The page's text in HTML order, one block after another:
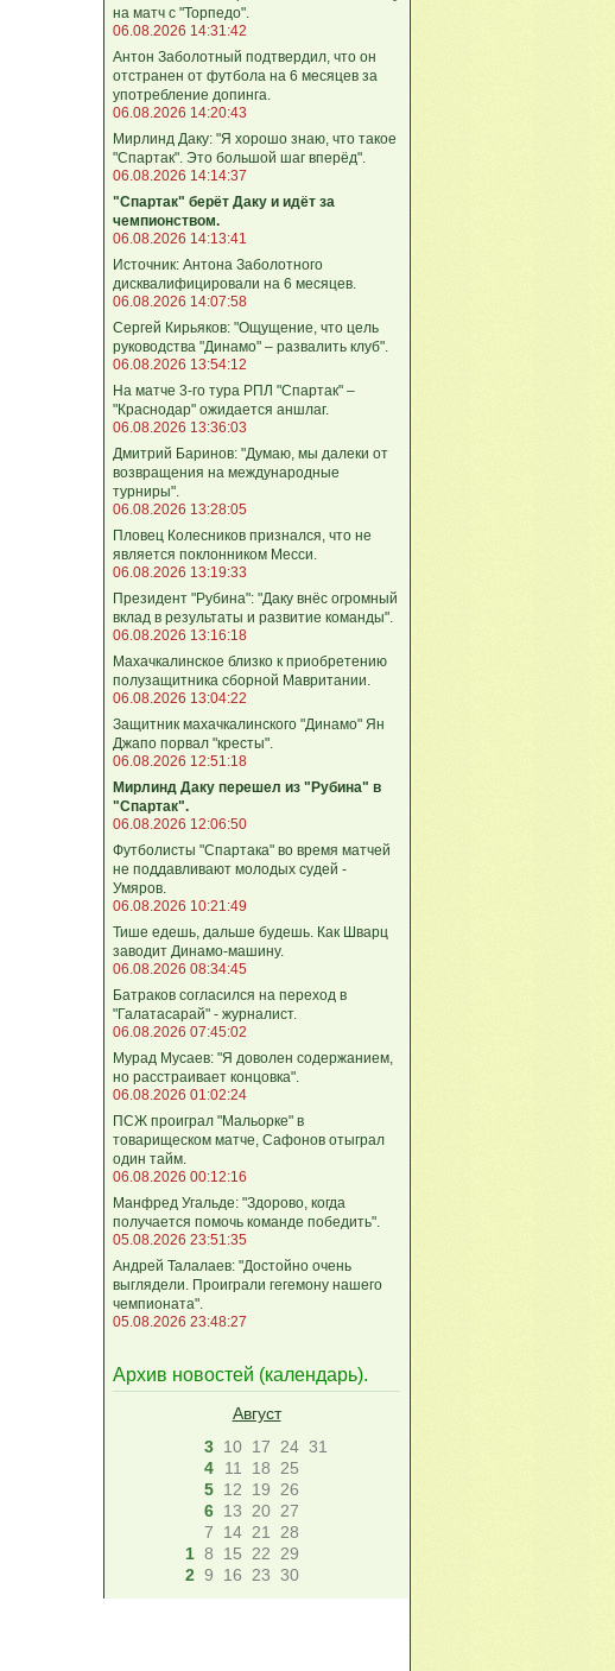
на матч с "Торпедо".
06.08.2026 14:31:42
Антон Заболотный подтвердил, что он
отстранен от футбола на 6 месяцев за
употребление допинга.
06.08.2026 14:20:43
Мирлинд Даку: "Я хорошо знаю, что такое
"Спартак". Это большой шаг вперёд".
06.08.2026 14:14:37
"Спартак" берёт Даку и идёт за
чемпионством.
06.08.2026 14:13:41
Источник: Антона Заболотного
дисквалифицировали на 6 месяцев.
06.08.2026 14:07:58
Сергей Кирьяков: "Ощущение, что цель
руководства "Динамо" – развалить клуб".
06.08.2026 13:54:12
На матче 3-го тура РПЛ "Спартак" –
"Краснодар" ожидается аншлаг.
06.08.2026 13:36:03
Дмитрий Баринов: "Думаю, мы далеки от
возвращения на международные
турниры".
06.08.2026 13:28:05
Пловец Колесников признался, что не
является поклонником Месси.
06.08.2026 13:19:33
Президент "Рубина": "Даку внёс огромный
вклад в результаты и развитие команды".
06.08.2026 13:16:18
Махачкалинское близко к приобретению
полузащитника сборной Мавритании.
06.08.2026 13:04:22
Защитник махачкалинского "Динамо" Ян
Джапо порвал "кресты".
06.08.2026 12:51:18
Мирлинд Даку перешел из "Рубина" в
"Спартак".
06.08.2026 12:06:50
Футболисты "Спартака" во время матчей
не поддавливают молодых судей -
Умяров.
06.08.2026 10:21:49
Тише едешь, дальше будешь. Как Шварц
заводит Динамо-машину.
06.08.2026 08:34:45
Батраков согласился на переход в
"Галатасарай" - журналист.
06.08.2026 07:45:02
Мурад Мусаев: "Я доволен содержанием,
но расстраивает концовка".
06.08.2026 01:02:24
ПСЖ проиграл "Мальорке" в
товарищеском матче, Сафонов отыграл
один тайм.
06.08.2026 00:12:16
Манфред Угальде: "Здорово, когда
получается помочь команде победить".
05.08.2026 23:51:35
Андрей Талалаев: "Достойно очень
выглядели. Проиграли гегемону нашего
чемпионата".
05.08.2026 23:48:27
Архив новостей (календарь).
Август
3 10 17 24 31
4
11 18
25
5 12 19
26
6 13 20 27
7
14 21
28
1 8 15 22
29
2 9 16 23 30